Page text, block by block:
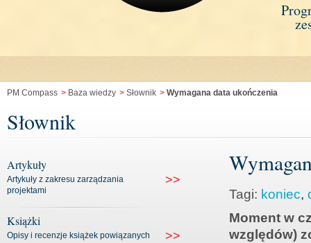
PM Compass > Baza wiedzy > Słownik > Wymagana data ukończenia
Słownik
Artykuły
Artykuły z zakresu zarządzania
projektami
>>
Książki
Opisy i recenzje książek powiązanych
>>
Tagi: koniec,
Moment w
względów)